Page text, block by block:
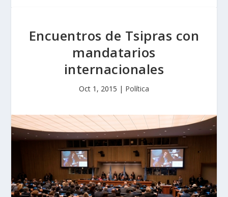
Encuentros de Tsipras con
mandatarios
internacionales
Oct 1, 2015 | Política